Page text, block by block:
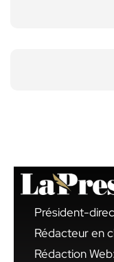
Président-
Rédacteur en
Rédaction